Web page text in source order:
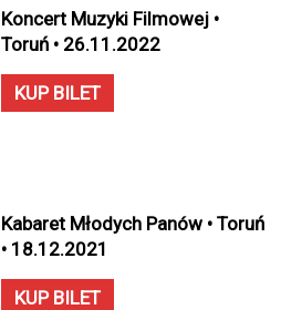
Koncert Muzyki Filmowej •
Toruń • 26.11.2022
KUP BILET
Kabaret Młodych Panów • Toruń
• 18.12.2021
KUP BILET